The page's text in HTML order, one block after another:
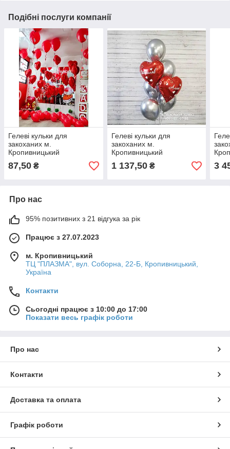
Подібні послуги компанії
Гелеві кульки для
закоханих м.
Кропивницький
87,50 ₴
Гелеві кульки для
закоханих м.
Кропивницький
1 137,50₴ 3
Про нас
95% позитивних з 21 відгука за рік
Працює з 27.07.2023
м. Кропивницький
ТЦ "ПЛАЗМА", вул. Соборна, 22-Б, Кропивницький,
Україна
Контакти
Сьогодні працює з 10:00 до 17:00
Показати весь графік роботи
Про нас
Контакти
Доставка та оплата
Графік роботи